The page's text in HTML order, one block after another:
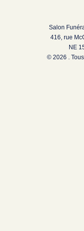
Salon
416, rue
NE
© 2026 .